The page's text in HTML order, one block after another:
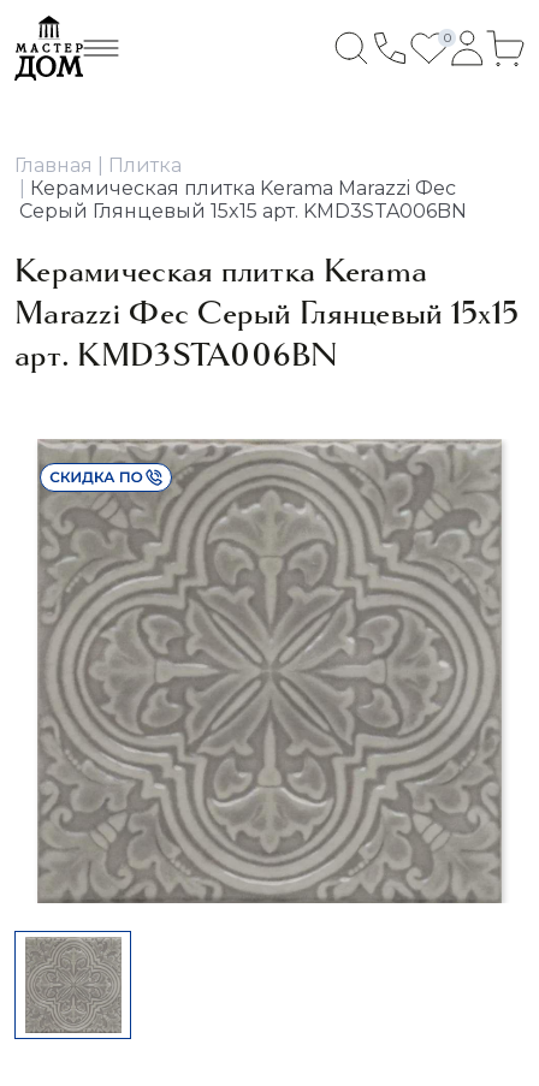
0
Главная
Плитка
Керамическая плитка Kerama Marazzi Фес
Серый Глянцевый 15x15 арт. KMD3STA006BN
Керамическая плитка Kerama
Marazzi Фес Серый Глянцевый 15x15
арт. KMD3STA006BN